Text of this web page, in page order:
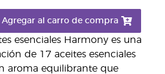
esenciales Harmony es una
de 17 aceites esenciales
aroma equilibrante que
Agregar al carro de compra